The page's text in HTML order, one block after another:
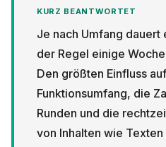
KURZ BEANTWORTET
Je nach Umfang
der Regel einige
Den größten Einfluss
Funktionsumfang, die
Runden und die
von Inhalten wie Texten